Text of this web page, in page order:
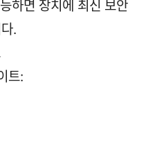
하면 장치에 최신 보안
.
트: